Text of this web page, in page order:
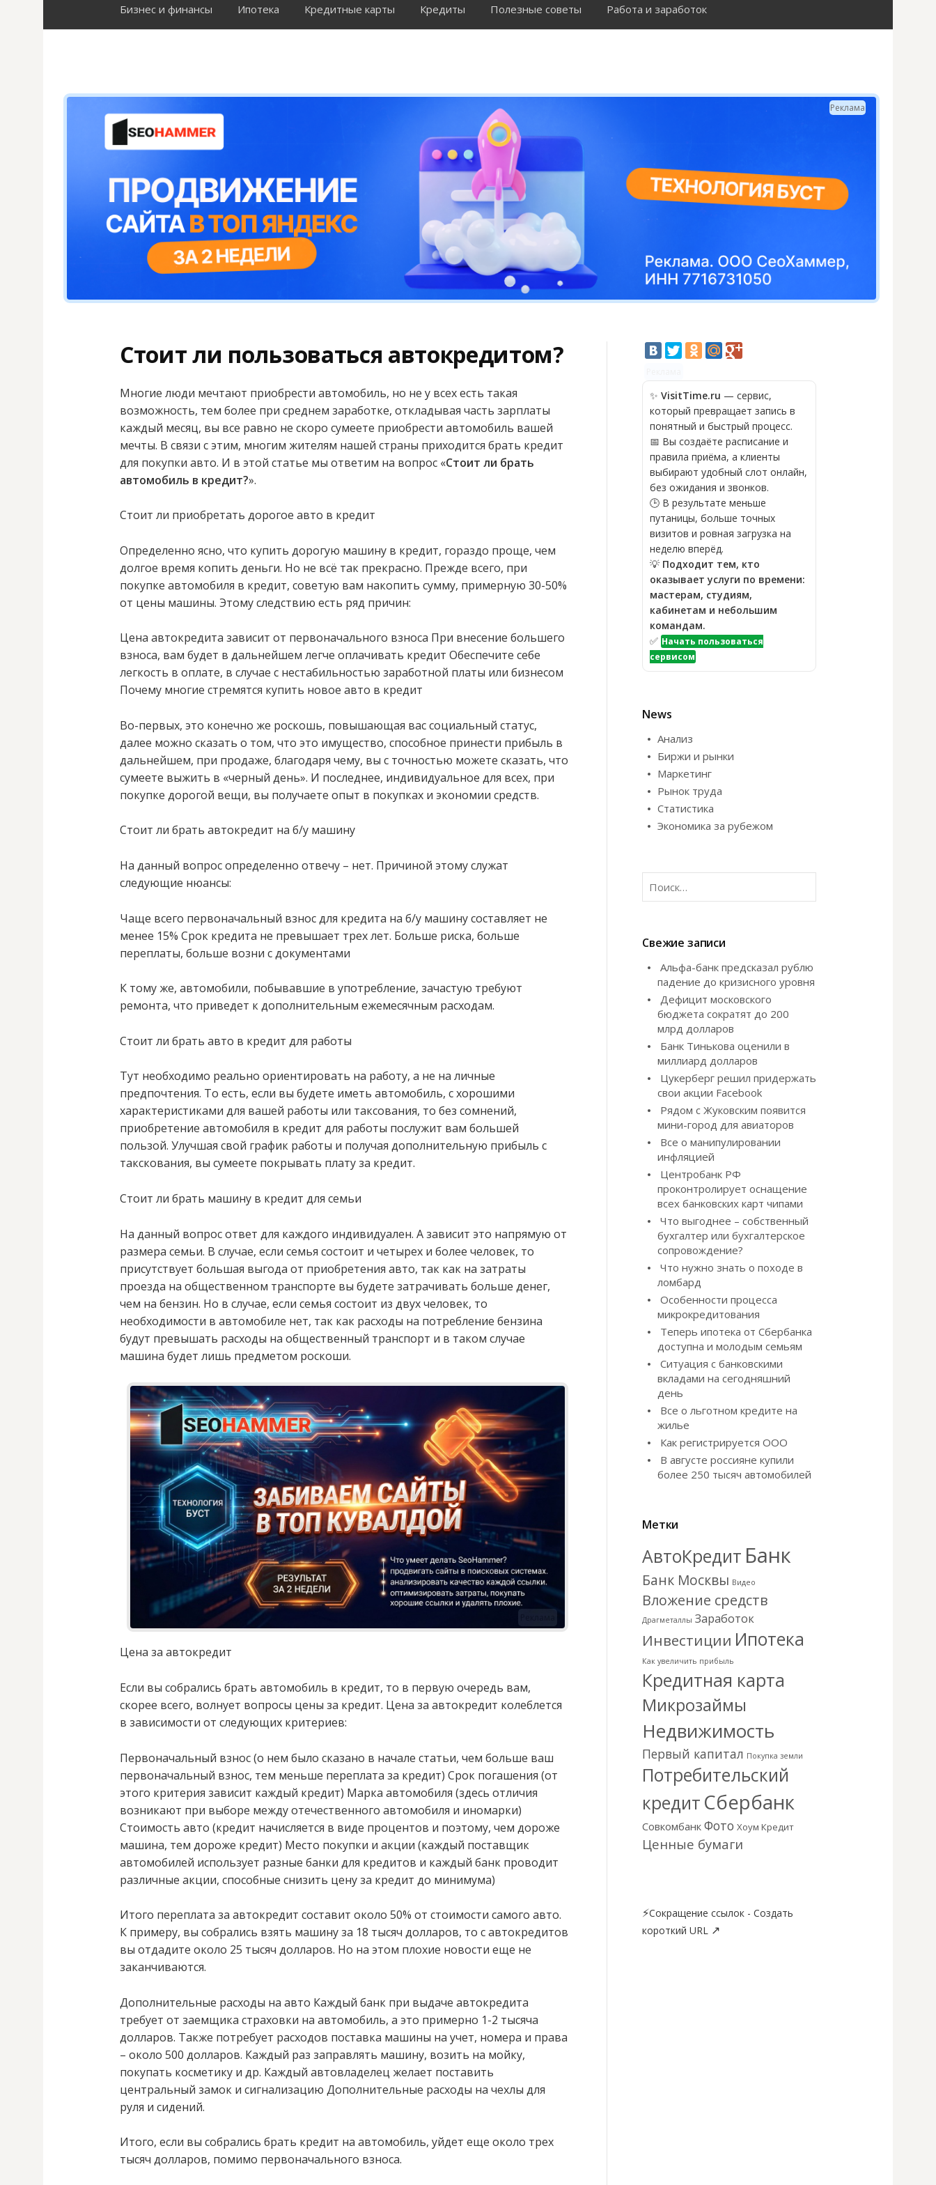
Бизнес и финансы Ипотека Кредитные карты Кредиты Полезные советы Работа и заработок
й
и
:
Реклама
Стоит ли пользоваться автокредитом?
Многие люди мечтают приобрести автомобиль, но не у всех есть такая
возможность, тем более при среднем заработке, откладывая часть зарплаты
каждый месяц, вы все равно не скоро сумеете приобрести автомобиль вашей
мечты. В связи с этим, многим жителям нашей страны приходится брать кредит
для покупки авто. И в этой статье мы ответим на вопрос «Стоит ли брать
автомобиль в кредит?».
Стоит ли приобретать дорогое авто в кредит
Определенно ясно, что купить дорогую машину в кредит, гораздо проще, чем
долгое время копить деньги. Но не всё так прекрасно. Прежде всего, при
покупке автомобиля в кредит, советую вам накопить сумму, примерную 30-50%
от цены машины. Этому следствию есть ряд причин:
Цена автокредита зависит от первоначального взноса При внесение большего
взноса, вам будет в дальнейшем легче оплачивать кредит Обеспечите себе
легкость в оплате, в случае с нестабильностью заработной платы или бизнесом
Почему многие стремятся купить новое авто в кредит
Во-первых, это конечно же роскошь, повышающая вас социальный статус,
далее можно сказать о том, что это имущество, способное принести прибыль в
дальнейшем, при продаже, благодаря чему, вы с точностью можете сказать, что
сумеете выжить в «черный день». И последнее, индивидуальное для всех, при
покупке дорогой вещи, вы получаете опыт в покупках и экономии средств.
Стоит ли брать автокредит на б/у машину
На данный вопрос определенно отвечу – нет. Причиной этому служат
следующие нюансы:
Чаще всего первоначальный взнос для кредита на б/у машину составляет не
менее 15% Срок кредита не превышает трех лет. Больше риска, больше
переплаты, больше возни с документами
К тому же, автомобили, побывавшие в употребление, зачастую требуют
ремонта, что приведет к дополнительным ежемесячным расходам.
Стоит ли брать авто в кредит для работы
Тут необходимо реально ориентировать на работу, а не на личные
предпочтения. То есть, если вы будете иметь автомобиль, с хорошими
характеристиками для вашей работы или таксования, то без сомнений,
приобретение автомобиля в кредит для работы послужит вам большей
пользой. Улучшая свой график работы и получая дополнительную прибыль с
такскования, вы сумеете покрывать плату за кредит.
Стоит ли брать машину в кредит для семьи
На данный вопрос ответ для каждого индивидуален. А зависит это напрямую от
размера семьи. В случае, если семья состоит и четырех и более человек, то
присутствует большая выгода от приобретения авто, так как на затраты
проезда на общественном транспорте вы будете затрачивать больше денег,
чем на бензин. Но в случае, если семья состоит из двух человек, то
необходимости в автомобиле нет, так как расходы на потребление бензина
будут превышать расходы на общественный транспорт и в таком случае
машина будет лишь предметом роскоши.
Цена за автокредит
Если вы собрались брать автомобиль в кредит, то в первую очередь вам,
скорее всего, волнует вопросы цены за кредит. Цена за автокредит колеблется
в зависимости от следующих критериев:
Первоначальный взнос (о нем было сказано в начале статьи, чем больше ваш
первоначальный взнос, тем меньше переплата за кредит) Срок погашения (от
этого критерия зависит каждый кредит) Марка автомобиля (здесь отличия
возникают при выборе между отечественного автомобиля и иномарки)
Стоимость авто (кредит начисляется в виде процентов и поэтому, чем дороже
машина, тем дороже кредит) Место покупки и акции (каждый поставщик
автомобилей использует разные банки для кредитов и каждый банк проводит
различные акции, способные снизить цену за кредит до минимума)
Итого переплата за автокредит составит около 50% от стоимости самого авто.
К примеру, вы собрались взять машину за 18 тысяч долларов, то с автокредитов
вы отдадите около 25 тысяч долларов. Но на этом плохие новости еще не
заканчиваются.
Дополнительные расходы на авто Каждый банк при выдаче автокредита
требует от заемщика страховки на автомобиль, а это примерно 1-2 тысяча
долларов. Также потребует расходов поставка машины на учет, номера и права
– около 500 долларов. Каждый раз заправлять машину, возить на мойку,
покупать косметику и др. Каждый автовладелец желает поставить
центральный замок и сигнализацию Дополнительные расходы на чехлы для
руля и сидений.
Итого, если вы собрались брать кредит на автомобиль, уйдет еще около трех
тысяч долларов, помимо первоначального взноса.
✨ VisitTime.ru — сервис,
который превращает запись в
понятный и быстрый процесс.
📅 Вы создаёте расписание и
правила приёма, а клиенты
выбирают удобный слот онлайн,
без ожидания и звонков.
🕒 В результате меньше
путаницы, больше точных
визитов и ровная загрузка на
неделю вперёд.
💡 Подходит тем, кто
оказывает услуги по времени:
мастерам, студиям,
кабинетам и небольшим
командам.
✅ Начать пользоваться
сервисом
News
Анализ
Биржи и рынки
Маркетинг
Рынок труда
Статистика
Экономика за рубежом
Н
и
Свежие записи
Альфа-банк предсказал рублю
падение до кризисного уровня
Дефицит московского
бюджета сократят до 200
млрд долларов
Банк Тинькова оценили в
миллиард долларов
Цукерберг решил придержать
свои акции Facebook
Рядом с Жуковским появится
мини-город для авиаторов
Все о манипулировании
инфляцией
Центробанк РФ
проконтролирует оснащение
всех банковских карт чипами
Что выгоднее – собственный
бухгалтер или бухгалтерское
сопровождение?
Что нужно знать о походе в
ломбард
Особенности процесса
микрокредитования
Теперь ипотека от Сбербанка
доступна и молодым семьям
Ситуация с банковскими
вкладами на сегодняшний
день
Все о льготном кредите на
жилье
Как регистрируется ООО
В августе россияне купили
более 250 тысяч автомобилей
Метки
АвтоКредит Банк
Банк Москвы Видео
Вложение средств
Драгметаллы Заработок
Инвестиции Ипотека
Как увеличить прибыль
Кредитная карта
Микрозаймы
Недвижимость
Первый капитал Покупка земли
Потребительский
кредит Сбербанк
Совкомбанк Фото Хоум Кредит
Ценные бумаги
⚡Сокращение ссылок - Создать
короткий URL ↗